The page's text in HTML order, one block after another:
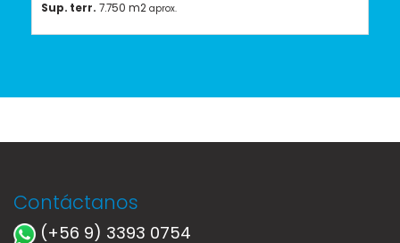
Sup. terr. 7.750 m2 aprox.
Contáctanos
(+56 9) 3393 0754